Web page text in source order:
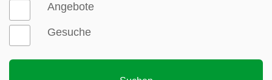
Angebote
Gesuche